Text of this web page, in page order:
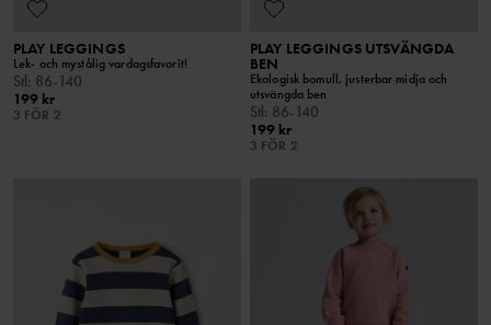
PLAY LEGGINGS
Lek- och mystålig vardagsfavorit!
Stl: 86-140
199 kr
3 FÖR 2
PLAY LEGGINGS UTSVÄNGDA
BEN
Ekologisk bomull, justerbar midja och
utsvängda ben
Stl: 86-140
199 kr
3 FÖR 2